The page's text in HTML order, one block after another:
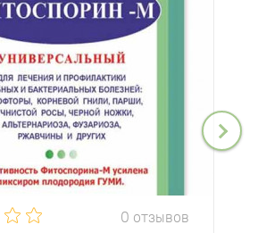
0 отзывов